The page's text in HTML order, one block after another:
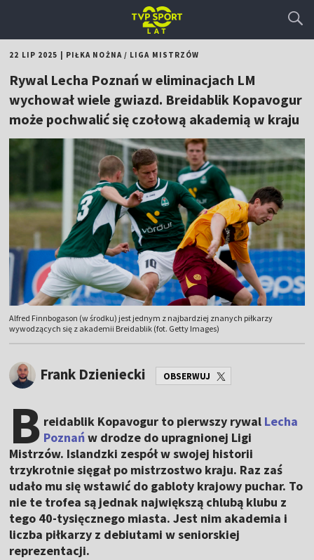
22 LIP 2025 PIŁKA NOŻNA/ LIGA MISTRZÓW
Rywal Lecha Poznań w eliminacjach LM
wychował wiele gwiazd. Breidablik Kopavogur
może pochwalić się czołową akademią w kraju
Alfred Finnbogason (w środku) jest jednym z najbardziej znanych piłkarzy
wywodzących się z akademii Breidablik (fot. Getty Images)
Frank Dzieniecki OBSERWUJ
B reidablik Kopavogur to pierwszy rywal Lecha
Poznańw drodze do upragnionej Ligi
Mistrzów. Islandzki zespół w swojej historii
trzykrotnie sięgał po mistrzostwo kraju. Raz zaś
udało mu się wstawić do gabloty krajowy puchar. To
nie te trofea są jednak największą chlubą klubu z
tego 40-tysięcznego miasta. Jest nim akademia i
liczba piłkarzy z debiutami w seniorskiej
reprezentacji.